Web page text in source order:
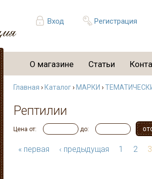
Вход Регистрация
О магазине Статьи
Главная › Каталог› МАРКИ ›
Рептилии
Цена от: до:
« первая ‹ предыдущая 1 2 3